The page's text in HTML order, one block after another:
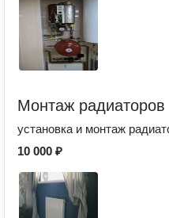
Монтаж радиаторов
установка и монтаж
10 000 ₽